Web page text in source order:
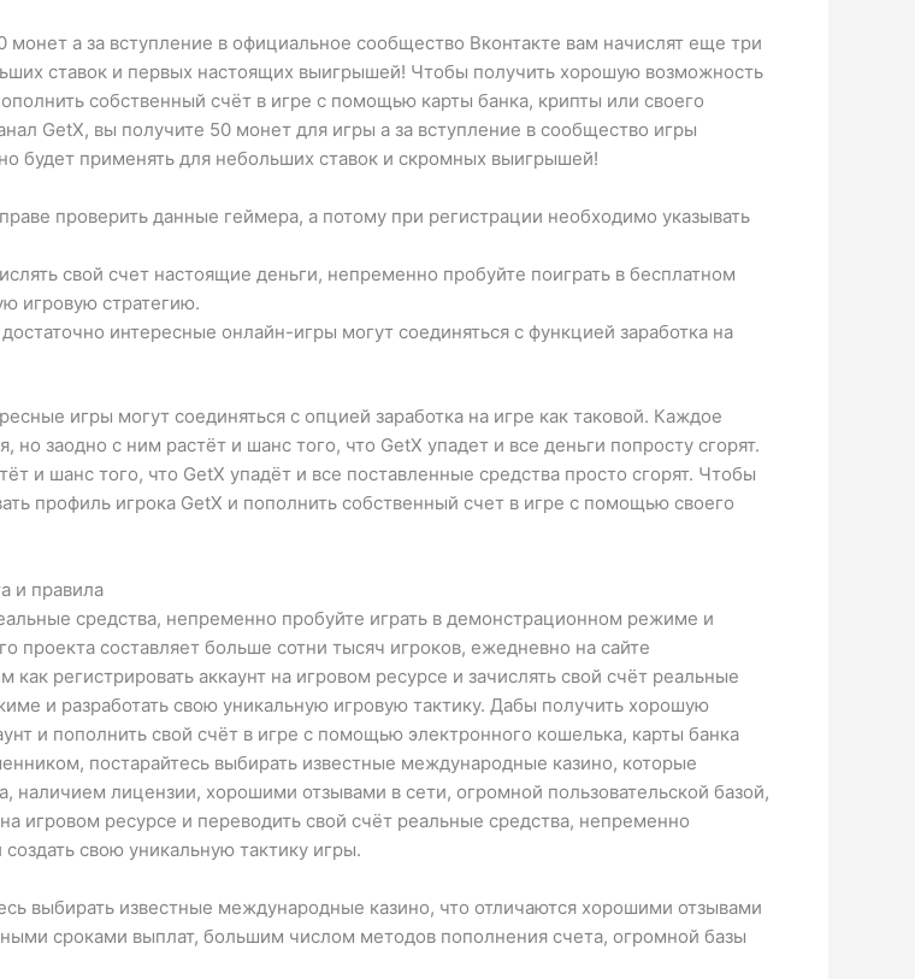
а за вступление в официальное сообщество Вконтакте вам начислят еще три
ставок и первых настоящих выигрышей! Чтобы получить хорошую возможность
собственный счёт в игре с помощью карты банка, крипты или своего
GetX, вы получите 50 монет для игры а за вступление в сообщество игры
будет применять для небольших ставок и скромных выигрышей!
проверить данные геймера, а потому при регистрации необходимо указывать
свой счет настоящие деньги, непременно пробуйте поиграть в бесплатном
игровую стратегию.
интересные онлайн-игры могут соединяться с функцией заработка на
игры могут соединяться с опцией заработка на игре как таковой. Каждое
заодно с ним растёт и шанс того, что GetX упадет и все деньги попросту сгорят.
и шанс того, что GetX упадёт и все поставленные средства просто сгорят. Чтобы
профиль игрока GetX и пополнить собственный счет в игре с помощью своего
и правила
средства, непременно пробуйте играть в демонстрационном режиме и
проекта составляет больше сотни тысяч игроков, ежедневно на сайте
регистрировать аккаунт на игровом ресурсе и зачислять свой счёт реальные
и разработать свою уникальную игровую тактику. Дабы получить хорошую
и пополнить свой счёт в игре с помощью электронного кошелька, карты банка
постарайтесь выбирать известные международные казино, которые
наличием лицензии, хорошими отзывами в сети, огромной пользовательской базой,
игровом ресурсе и переводить свой счёт реальные средства, непременно
свою уникальную тактику игры.
выбирать известные международные казино, что отличаются хорошими отзывами
сроками выплат, большим числом методов пополнения счета, огромной базы